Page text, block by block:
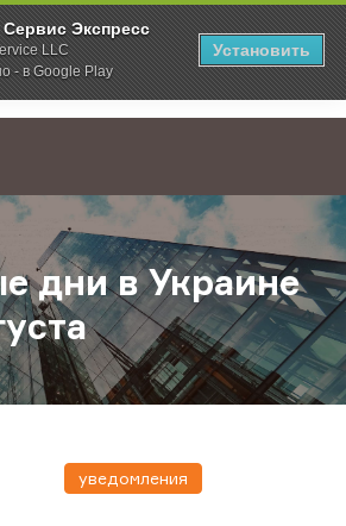
Экспресс
LLC
- в Google Play
Установить
Новости Выходные дни в Украине 24-27
дни в Украине
уведомления